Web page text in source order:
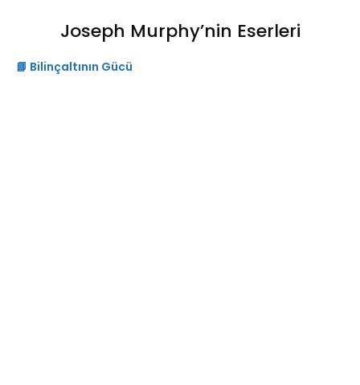
Joseph Murphy’nin Eserleri
📘 Bilinçaltının Gücü